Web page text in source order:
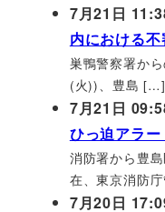
7月21日
内における
巣鴨警察署か
(火))、豊島 […]
7月21日
ひっ迫アラー
消防署から豊
在、東京消防
7月20日